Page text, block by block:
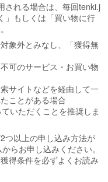
される場合は、毎回tenki.j
」もしくは「買い物に行
象外とみなし、「獲得無
可のサービス・お買い物
サイトなどを経由して一
ことがある場合
いただくことを推奨しま
つ以上の申し込み方法が
らお申し込みください。
得条件を必ずよくお読み